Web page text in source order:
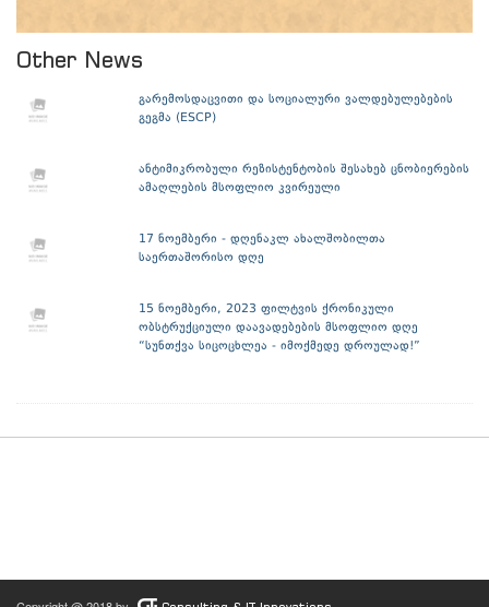
Other News
გარემოსდაცვითი და სოციალური ვალდებულებების
გეგმა (ESCP)
ანტიმიკრობული რეზისტენტობის შესახებ ცნობიერების
ამაღლების მსოფლიო კვირეული
17 ნოემბერი - დღენაკლ ახალშობილთა
საერთაშორისო დღე
15 ნოემბერი, 2023 ფილტვის ქრონიკული
ობსტრუქციული დაავადებების მსოფლიო დღე
“სუნთქვა სიცოცხლეა - იმოქმედე დროულად!”